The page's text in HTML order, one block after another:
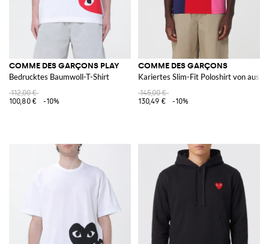
COMME DES GARÇONS PLAY
Bedrucktes Baumwoll-T-Shirt
112,00 €
100,80 €
-10%
COMME DES GARÇONS
Kariertes Slim-Fit Poloshirt von aus
145,00 €
130,49 €
-10%